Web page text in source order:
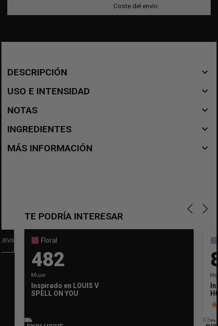
Coste del envío:
DESCRIPCIÓN navigate_before
USO E INTENSIDAD navigate_before
NOTAS navigate_before
INGREDIENTES navigate_before
MÁS INFORMACIÓN navigate_before
TE PODRÍA INTERESAR
Floral
482
Mujer
Inspirado en LOUIS VUITTON
SPELL ON YOU